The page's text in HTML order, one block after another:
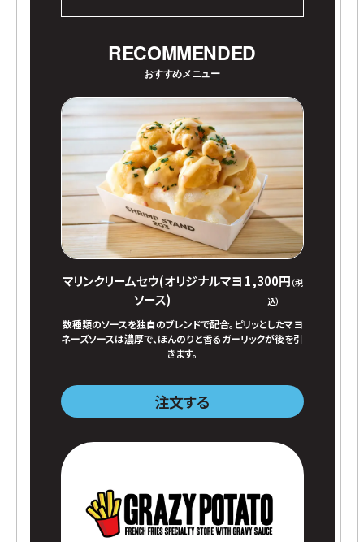
RECOMMENDED
おすすめメニュー
マリンクリームセウ(オリジナルマヨ
ソース)
1,300円 （税
込）
数種類のソースを独自のブレンドで配合。ピリッとしたマヨ
ネーズソースは濃厚で、ほんのりと香るガーリックが後を引
きます。
注文する